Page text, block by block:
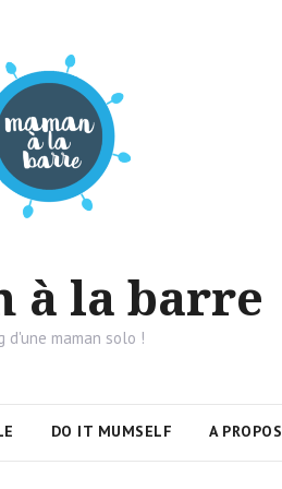
à la barre
d'une maman solo !
DO IT MUMSELF A PROPOS